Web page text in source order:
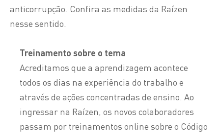
anticorrupção. Confira as medidas da Raízen
nesse sentido.
Treinamento sobre o tema
Acreditamos que a aprendizagem acontece
todos os dias na experiência do trabalho e
através de ações concentradas de ensino. Ao
ingressar na Raízen, os novos colaboradores
passam por treinamentos online sobre o Código